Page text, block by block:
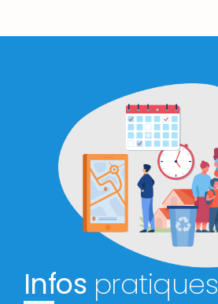
Infos pratiques